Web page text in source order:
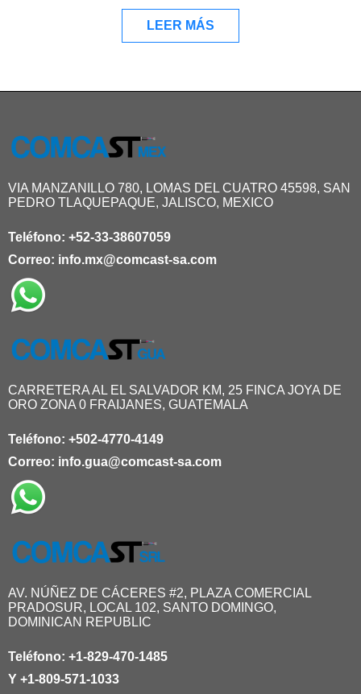
LEER MÁS
VIA MANZANILLO 780, LOMAS DEL CUATRO 45598, SAN
PEDRO TLAQUEPAQUE, JALISCO, MEXICO
Teléfono: +52-33-38607059
Correo: info.mx@comcast-sa.com
CARRETERA AL EL SALVADOR KM, 25 FINCA JOYA DE
ORO ZONA 0 FRAIJANES, GUATEMALA
Teléfono: +502-4770-4149
Correo: info.gua@comcast-sa.com
AV. NÚÑEZ DE CÁCERES #2, PLAZA COMERCIAL
PRADOSUR, LOCAL 102, SANTO DOMINGO,
DOMINICAN REPUBLIC
Teléfono: +1-829-470-1485
Y +1-809-571-1033